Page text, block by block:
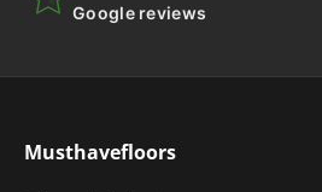
Google reviews
Musthavefloors